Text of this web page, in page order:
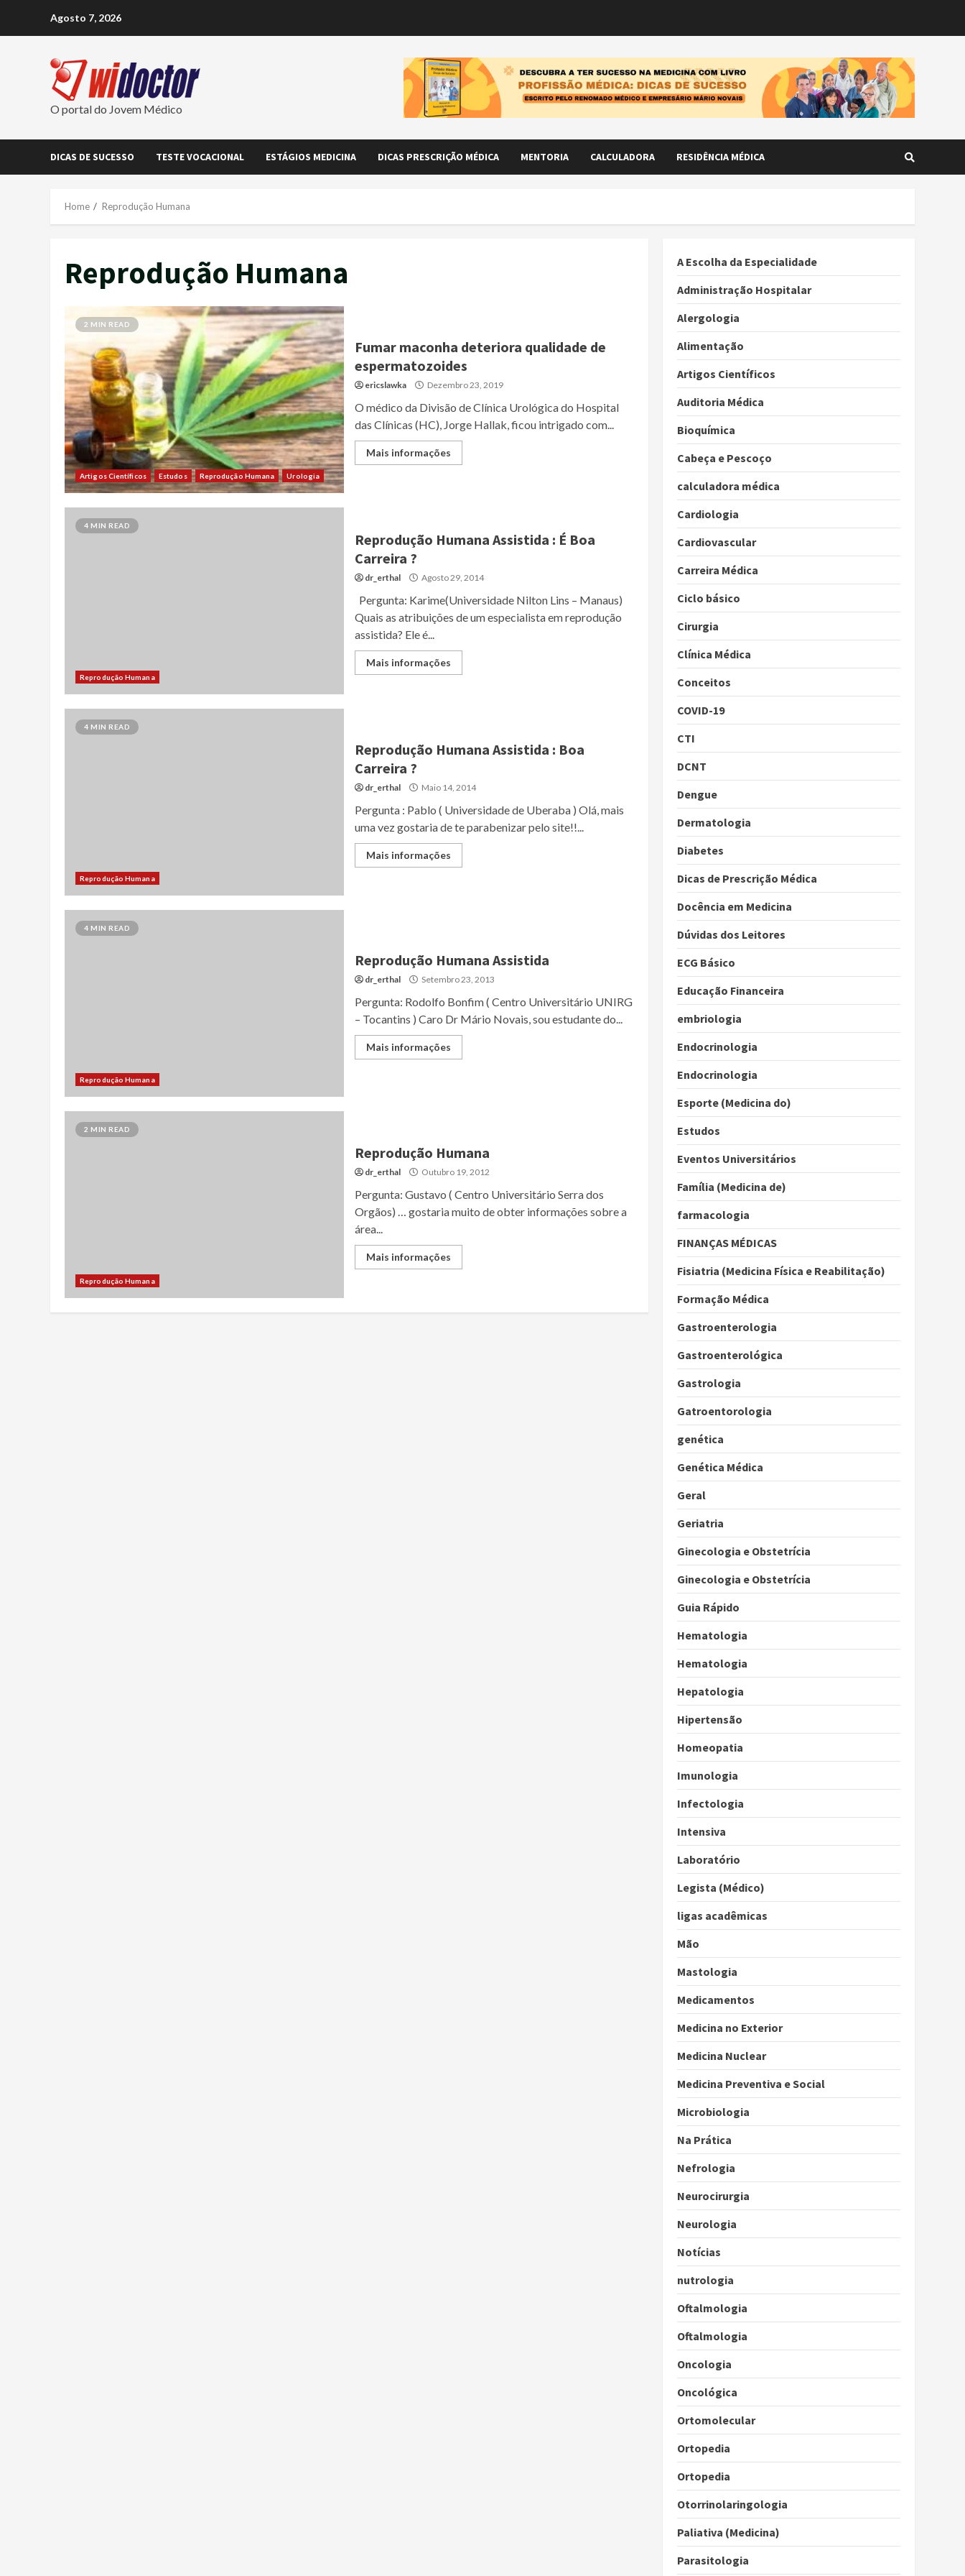
Agosto 7, 2026
O portal do Jovem Médico
DICAS DE SUCESSO TESTE VOCACIONAL ESTÁGIOS MEDICINA DICAS PRESCRIÇÃO MÉDICA MENTORIA CALCULADORA RESIDÊNCIA MÉDICA
Home Reprodução Humana
Reprodução Humana
2 MIN READ
Artigos Científicos Estudos Reprodução Humana Urologia
Fumar maconha deteriora qualidade de
espermatozoides
ericslawka Dezembro 23, 2019
O médico da Divisão de Clínica Urológica do Hospital
das Clínicas (HC), Jorge Hallak, ficou intrigado com...
Mais informações
4 MIN READ
Reprodução Humana
Reprodução Humana Assistida : É Boa
Carreira ?
dr_erthal Agosto 29, 2014
Pergunta: Karime(Universidade Nilton Lins – Manaus)
Quais as atribuições de um especialista em reprodução
assistida? Ele é...
Mais informações
4 MIN READ
Reprodução Humana
Reprodução Humana Assistida : Boa
Carreira ?
dr_erthal Maio 14, 2014
Pergunta : Pablo ( Universidade de Uberaba ) Olá, mais
uma vez gostaria de te parabenizar pelo site!!...
Mais informações
4 MIN READ
Reprodução Humana
Reprodução Humana Assistida
dr_erthal Setembro 23, 2013
Pergunta: Rodolfo Bonfim ( Centro Universitário UNIRG
– Tocantins ) Caro Dr Mário Novais, sou estudante do...
Mais informações
2 MIN READ
Reprodução Humana
Reprodução Humana
dr_erthal Outubro 19, 2012
Pergunta: Gustavo ( Centro Universitário Serra dos
Orgãos) … gostaria muito de obter informações sobre a
área...
Mais informações
A Escolha da Especialidade
Administração Hospitalar
Alergologia
Alimentação
Artigos Científicos
Auditoria Médica
Bioquímica
Cabeça e Pescoço
calculadora médica
Cardiologia
Cardiovascular
Carreira Médica
Ciclo básico
Cirurgia
Clínica Médica
Conceitos
COVID-19
CTI
DCNT
Dengue
Dermatologia
Diabetes
Dicas de Prescrição Médica
Docência em Medicina
Dúvidas dos Leitores
ECG Básico
Educação Financeira
embriologia
Endocrinologia
Endocrinologia
Esporte (Medicina do)
Estudos
Eventos Universitários
Família (Medicina de)
farmacologia
FINANÇAS MÉDICAS
Fisiatria (Medicina Física e Reabilitação)
Formação Médica
Gastroenterologia
Gastroenterológica
Gastrologia
Gatroentorologia
genética
Genética Médica
Geral
Geriatria
Ginecologia e Obstetrícia
Ginecologia e Obstetrícia
Guia Rápido
Hematologia
Hematologia
Hepatologia
Hipertensão
Homeopatia
Imunologia
Infectologia
Intensiva
Laboratório
Legista (Médico)
ligas acadêmicas
Mão
Mastologia
Medicamentos
Medicina no Exterior
Medicina Nuclear
Medicina Preventiva e Social
Microbiologia
Na Prática
Nefrologia
Neurocirurgia
Neurologia
Notícias
nutrologia
Oftalmologia
Oftalmologia
Oncologia
Oncológica
Ortomolecular
Ortopedia
Ortopedia
Otorrinolaringologia
Paliativa (Medicina)
Parasitologia